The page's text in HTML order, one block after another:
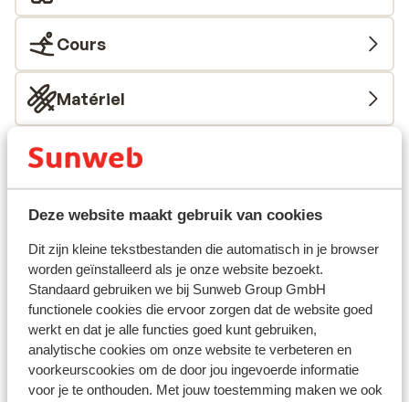
Deze website maakt gebruik van cookies
Dit zijn kleine tekstbestanden die automatisch in je browser
worden geïnstalleerd als je onze website bezoekt.
Standaard gebruiken we bij Sunweb Group GmbH
functionele cookies die ervoor zorgen dat de website goed
werkt en dat je alle functies goed kunt gebruiken,
analytische cookies om onze website te verbeteren en
voorkeurscookies om de door jou ingevoerde informatie
voor je te onthouden. Met jouw toestemming maken we ook
Cours
Matériel
Autres hébergements - Les Sybelles
Chalet la Marmotte
Chalets des Ecrins
Résidence Club MMV l'Etoile des Sybelles
Résidence Club MMV l'Etoile des Sybelles - prix
exclusif